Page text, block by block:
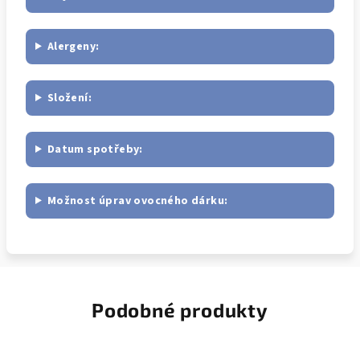
Alergeny:
Složení:
Datum spotřeby:
Možnost úprav ovocného dárku:
Podobné produkty